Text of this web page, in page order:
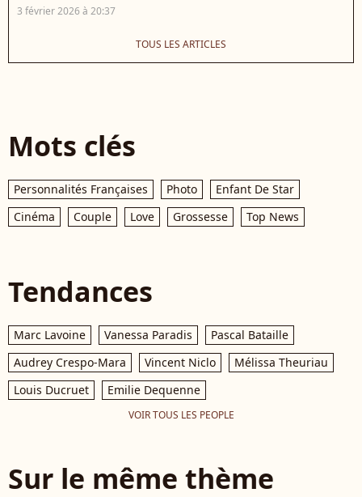
3 février 2026 à 20:37
TOUS LES ARTICLES
Mots clés
Personnalités Françaises Photo
Enfant De Star
Cinéma
Couple Love Grossesse Top News
Tendances
Marc Lavoine Vanessa Paradis
Pascal Bataille
Audrey Crespo-Mara
Vincent Niclo
Mélissa Theuriau
Louis Ducruet
Emilie Dequenne
VOIR TOUS LES PEOPLE
Sur le même thème